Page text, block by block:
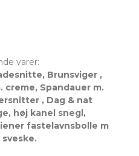
varer:
Brunsviger ,
Spandauer m.
, Dag & nat
høj kanel snegl,
fastelavnsbolle m